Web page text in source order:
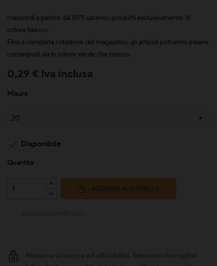
I raccordi a partire dal Ø75 saranno prodotti esclusivamente di
colore bianco.
Fino a completa rotazione del magazzino, gli articoli potranno essere
consegnati sia in colore verde che bianco.
0,29 € Iva inclusa
Misura
 Disponibile
Quantità
AGGIUNGI AL CARRELLO